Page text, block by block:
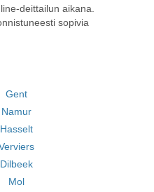
deittailun aikana.
sopivia
Gent
Namur
Hasselt
Dilbeek
Mol